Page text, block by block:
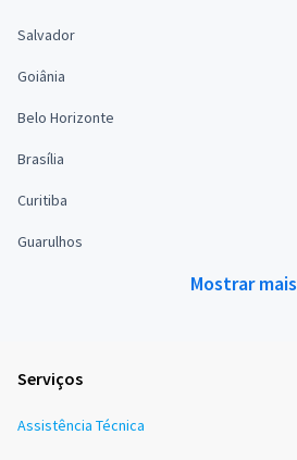
Salvador
Goiânia
Belo Horizonte
Brasília
Curitiba
Guarulhos
Mostrar mais
Serviços
Assistência Técnica